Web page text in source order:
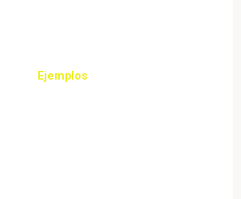
Ejemplos